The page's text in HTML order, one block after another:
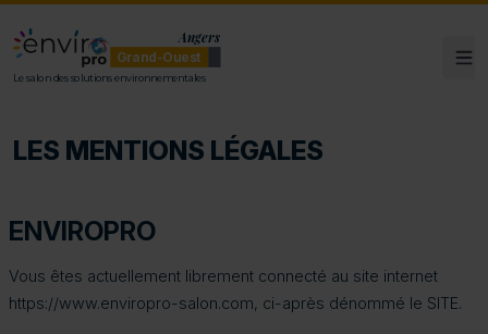
ENVIROpro Grand-Ouest - Angers
Angers
Grand-Ouest
Le salon des solutions environnementales
LES MENTIONS LÉGALES
ENVIROPRO
Vous êtes actuellement librement connecté au site internet
https://www.enviropro-salon.com, ci-après dénommé le SITE.